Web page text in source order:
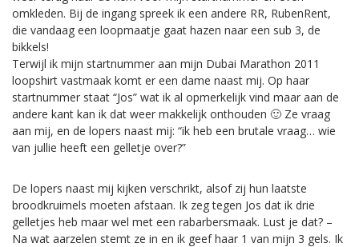
omkleden. Bij de ingang spreek ik een andere RR, RubenRent,
die vandaag een loopmaatje gaat hazen naar een sub 3, de
bikkels!
Terwijl ik mijn startnummer aan mijn Dubai Marathon 2011
loopshirt vastmaak komt er een dame naast mij. Op haar
startnummer staat “Jos” wat ik al opmerkelijk vind maar aan de
andere kant kan ik dat weer makkelijk onthouden 🙂 Ze vraag
aan mij, en de lopers naast mij: “ik heb een brutale vraag… wie
van jullie heeft een gelletje over?”
De lopers naast mij kijken verschrikt, alsof zij hun laatste
broodkruimels moeten afstaan. Ik zeg tegen Jos dat ik drie
gelletjes heb maar wel met een rabarbersmaak. Lust je dat? –
Na wat aarzelen stemt ze in en ik geef haar 1 van mijn 3 gels. Ik